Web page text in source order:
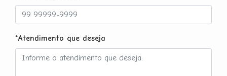
*Atendimento que deseja